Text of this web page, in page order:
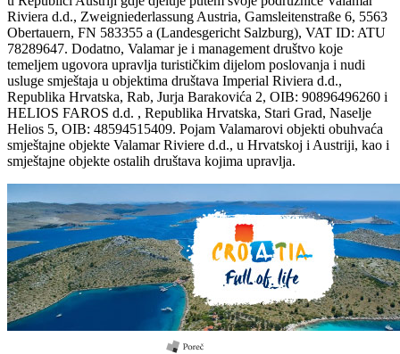
Riviera d.d., Zweigniederlassung Austria, Gamsleitenstraße 6, 5563
Obertauern, FN 583355 a (Landesgericht Salzburg), VAT ID: ATU
78289647. Dodatno, Valamar je i management društvo koje
temeljem ugovora upravlja turističkim dijelom poslovanja i nudi
usluge smještaja u objektima društava Imperial Riviera d.d.,
Republika Hrvatska, Rab, Jurja Barakovića 2, OIB: 90896496260 i
HELIOS FAROS d.d. , Republika Hrvatska, Stari Grad, Naselje
Helios 5, OIB: 48594515409. Pojam Valamarovi objekti obuhvaća
smještajne objekte Valamar Riviere d.d., u Hrvatskoj i Austriji, kao i
smještajne objekte ostalih društava kojima upravlja.